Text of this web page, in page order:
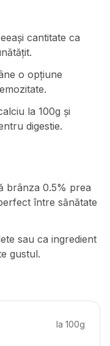
cantitate ca
o opțiune
la 100g și
digestie.
brânza 0.5% prea
între sănătate
sau ca ingredient
gustul.
la 100g